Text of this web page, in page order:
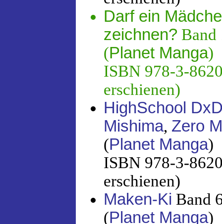
Darf ein
zeichnen? Band
(Planet Manga)
ISBN 978-3-
erschienen)
HighSchool
Mishima, Zero
(Planet Manga)
ISBN 978-3-
erschienen)
Maken-Ki Band
(Planet Manga)